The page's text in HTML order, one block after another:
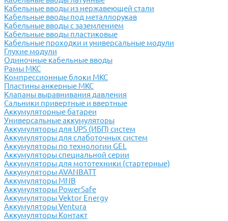
Кабельные вводы из нержавеющей стали
Кабельные вводы под металлорукав
Кабельные вводы с заземлением
Кабельные вводы пластиковые
Кабельные проходки и универсальные модули
Глухие модули
Одиночные кабельные вводы
Рамы МКС
Компрессионные блоки МКС
Пластины анкерные МКС
Клапаны выравнивания давления
Сальники привертные и ввертные
Аккумуляторные батареи
Универсальные аккумуляторы
Аккумуляторы для UPS (ИБП) систем
Аккумуляторы для слаботочных систем
Аккумуляторы по технологии GEL
Аккумуляторы специальной серии
Аккумуляторы для мототехники (стартерные)
Аккумуляторы AVANBATT
Аккумуляторы MNB
Аккумуляторы PowerSafe
Аккумуляторы Vektor Energy
Аккумуляторы Ventura
Аккумуляторы Контакт